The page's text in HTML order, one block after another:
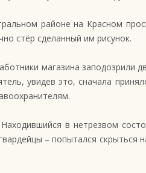
районе на Красном
стёр сделанный им рисунок.
магазина заподозрили
увидев это, сначала
в нетрезвом
– попытался